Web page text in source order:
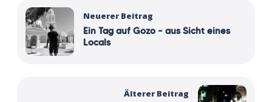
Neuerer Beitrag
Ein Tag auf Gozo – aus Sicht eines
Locals
Älterer Beitrag